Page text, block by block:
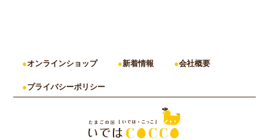
オンラインショップ 新着情報 会社概要
プライバシーポリシー